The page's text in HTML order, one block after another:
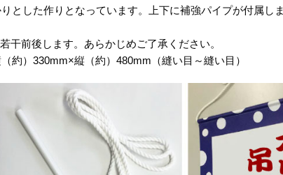
とした作りとなっています。上下に補強パイプが付属し
前後します。あらかじめご了承ください。
約）330mm×縦（約）480mm（縫い目～縫い目）